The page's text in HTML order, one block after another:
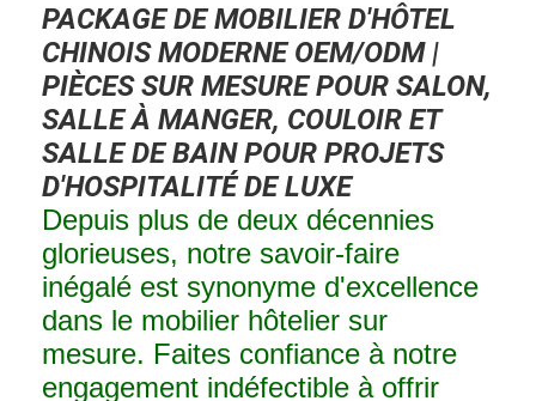
PACKAGE DE MOBILIER D'HÔTEL
CHINOIS MODERNE OEM/ODM |
PIÈCES SUR MESURE POUR SALON,
SALLE À MANGER, COULOIR ET
SALLE DE BAIN POUR PROJETS
D'HOSPITALITÉ DE LUXE
Depuis plus de deux décennies
glorieuses, notre savoir-faire
inégalé est synonyme d'excellence
dans le mobilier hôtelier sur
mesure. Faites confiance à notre
engagement indéfectible à offrir